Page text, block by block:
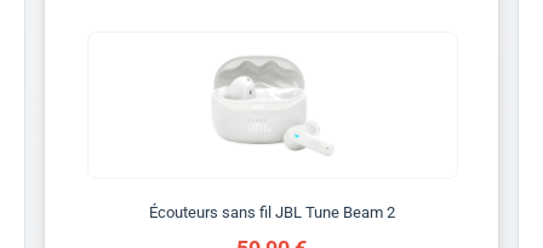
Écouteurs sans fil JBL Tune Beam 2